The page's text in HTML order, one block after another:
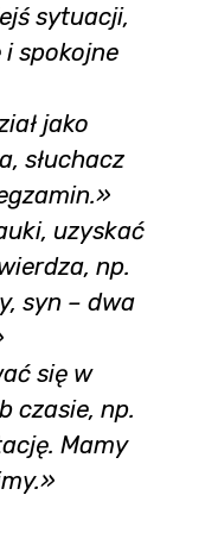
sytuacji,
spokojne
jako
słuchacz
uzyskać
np.
syn – dwa
się w
czasie, np.
Mamy